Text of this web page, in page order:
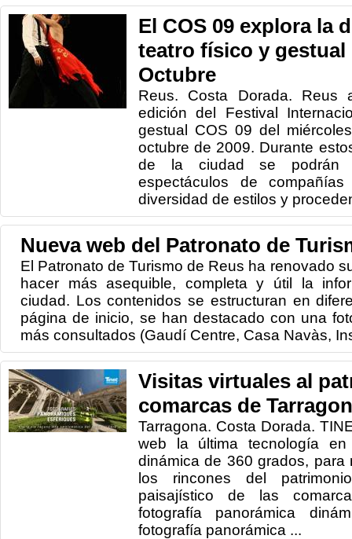
El COS 09 explora la
teatro físico y gestual
Octubre
Reus. Costa Dorada. Reus
edición del Festival
gestual COS 09 del
octubre de 2009. Durante
de la ciudad se podrán
espectáculos de
diversidad de estilos y
Nueva web del Patronato de
El Patronato de Turismo de Reus ha renovado
hacer más asequible, completa y útil la
ciudad. Los contenidos se estructuran en
página de inicio, se han destacado con una
más consultados (Gaudí Centre, Casa Navàs,
Visitas virtuales al
comarcas de
Tarragona. Costa Dorada.
web la última tecnología en
dinámica de 360 ​​grados, para
los rincones del
paisajístico de las
fotografía panorámica
fotografía panorámica ...